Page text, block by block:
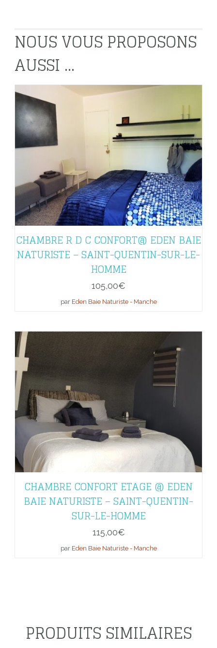
NOUS VOUS PROPOSONS
AUSSI ...
CHAMBRE R D C CONFORT@ EDEN BAIE
NATURISTE – SAINT-QUENTIN-SUR-LE-
HOMME
105,00€
par Eden Baie Naturiste - Manche
CHAMBRE CONFORT ETAGE @ EDEN
BAIE NATURISTE – SAINT-QUENTIN-
SUR-LE-HOMME
115,00€
par Eden Baie Naturiste - Manche
PRODUITS SIMILAIRES